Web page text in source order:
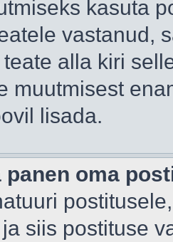
kasuta
vastanud,
alla kiri
muutmisest
lisada.
panen oma
ja siis postituse